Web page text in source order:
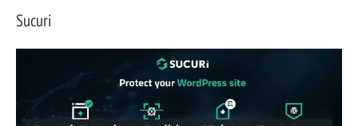
Sucuri